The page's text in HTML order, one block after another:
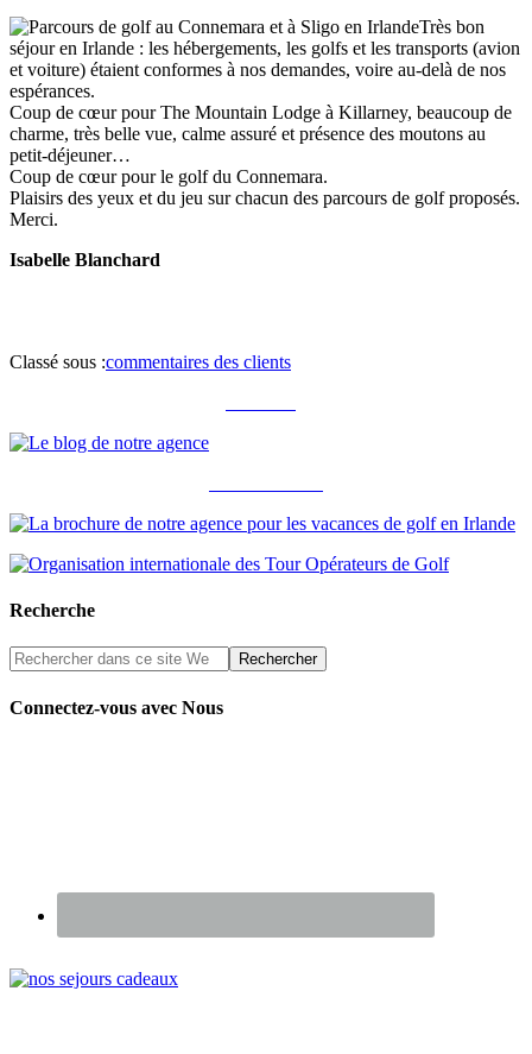
Très bon
séjour en Irlande : les hébergements, les golfs et les transports (avion
et voiture) étaient conformes à nos demandes, voire au-delà de nos
espérances.
Coup de cœur pour The Mountain Lodge à Killarney, beaucoup de
charme, très belle vue, calme assuré et présence des moutons au
petit-déjeuner…
Coup de cœur pour le golf du Connemara.
Plaisirs des yeux et du jeu sur chacun des parcours de golf proposés.
Merci.
Isabelle Blanchard
Classé sous :commentaires des clients
Recherche
Connectez-vous avec Nous